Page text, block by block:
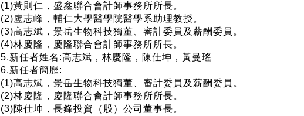
(1)黃則仁，盛鑫聯合會計師事務所所長。
(2)盧志峰，輔仁大學醫學院醫學系助理教授。
(3)高志斌，景岳生物科技獨董、審計委員及薪酬委員。
(4)林慶隆，慶隆聯合會計師事務所所長。
5.新任者姓名:高志斌，林慶隆，陳仕坤，黃曼瑤
6.新任者簡歷:
(1)高志斌，景岳生物科技獨董、審計委員及薪酬委員。
(2)林慶隆，慶隆聯合會計師事務所所長。
(3)陳仕坤，長鋒投資（股）公司董事長。